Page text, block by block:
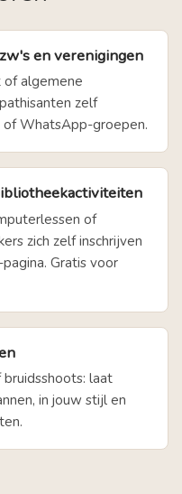
en verenigingen
algemene
zelf
of WhatsApp-groepen.
of
zich zelf inschrijven
Gratis voor
bruidsshoots: laat
in jouw stijl en